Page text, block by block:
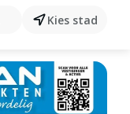
producten...
Kies stad